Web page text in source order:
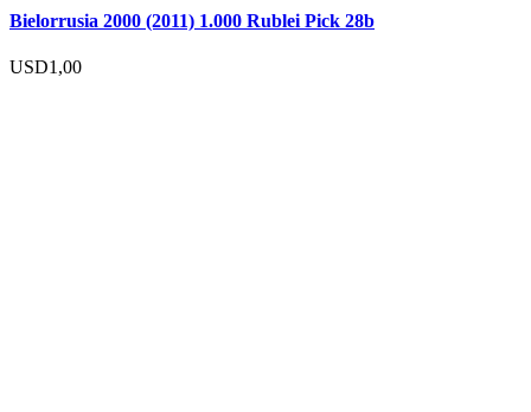
Bielorrusia 2000 (2011) 1.000 Rublei Pick 28b
USD1,00